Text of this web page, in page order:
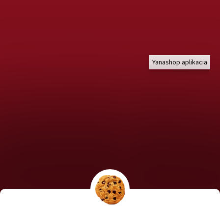
Yanashop aplikacia
Chcete nakúpiť pre útulky? Kliknite TU na náš útulkový eshop a